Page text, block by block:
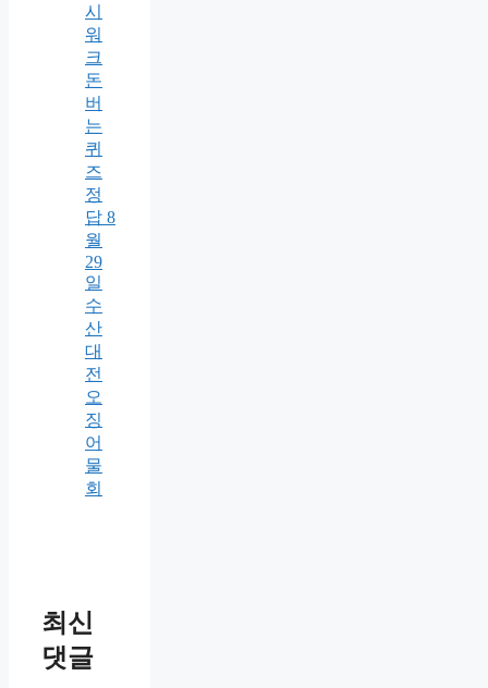
시
워
크
돈
버
는
퀴
즈
정
답 8
월
29
일
수
산
대
전
오
징
어
물
회
최신
댓글